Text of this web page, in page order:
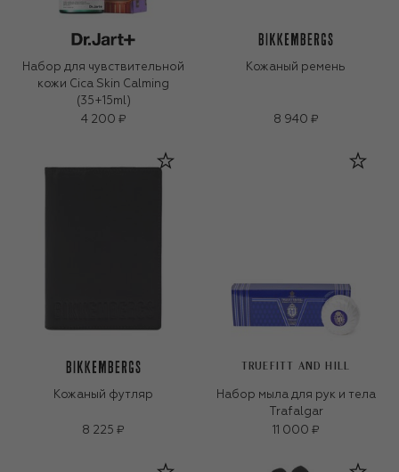
Набор для чувствительной
кожи Cica Skin Calming
(35+15ml)
4 200 ₽
Кожаный ремень
8 940 ₽
Кожаный футляр
8 225 ₽
TRUEFITT AND HILL
Набор мыла для рук и тела
Trafalgar
11 000 ₽